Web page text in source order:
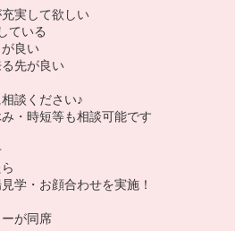
実して欲しい
ている
が良い
先が良い
談ください♪
・時短等も相談可能です
学・お顔合わせを実施！
が同席